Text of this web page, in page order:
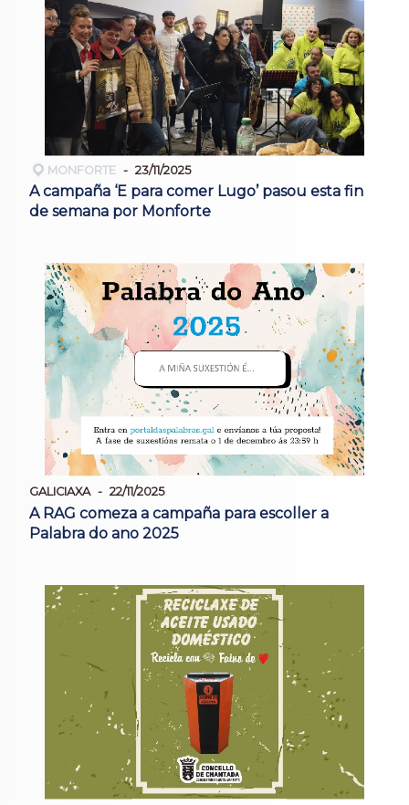
MONFORTE 23/11/2025
A campaña ‘E para comer Lugo’ pasou esta fin
de semana por Monforte
GALICIAXA 22/11/2025
A RAG comeza a campaña para escoller a
Palabra do ano 2025